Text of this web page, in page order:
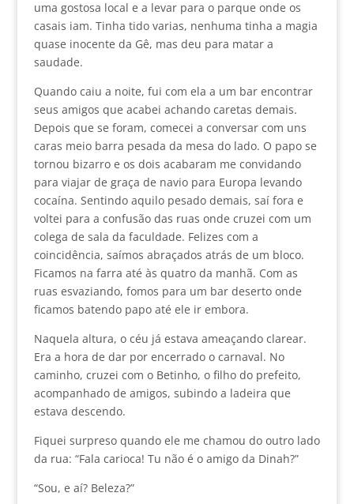
uma gostosa local e a levar para o parque onde os
casais iam. Tinha tido varias, nenhuma tinha a magia
quase inocente da Gê, mas deu para matar a
saudade.
Quando caiu a noite, fui com ela a um bar encontrar
seus amigos que acabei achando caretas demais.
Depois que se foram, comecei a conversar com uns
caras meio barra pesada da mesa do lado. O papo se
tornou bizarro e os dois acabaram me convidando
para viajar de graça de navio para Europa levando
cocaína. Sentindo aquilo pesado demais, saí fora e
voltei para a confusão das ruas onde cruzei com um
colega de sala da faculdade. Felizes com a
coincidência, saímos abraçados atrás de um bloco.
Ficamos na farra até às quatro da manhã. Com as
ruas esvaziando, fomos para um bar deserto onde
ficamos batendo papo até ele ir embora.
Naquela altura, o céu já estava ameaçando clarear.
Era a hora de dar por encerrado o carnaval. No
caminho, cruzei com o Betinho, o filho do prefeito,
acompanhado de amigos, subindo a ladeira que
estava descendo.
Fiquei surpreso quando ele me chamou do outro lado
da rua: “Fala carioca! Tu não é o amigo da Dinah?”
“Sou, e aí? Beleza?”